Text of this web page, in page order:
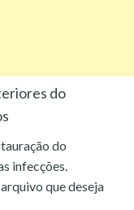
do
do
infecções.
que deseja